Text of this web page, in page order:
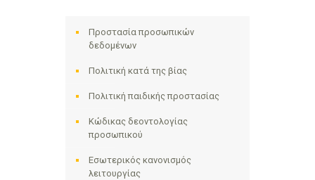
Προστασία προσωπικών
δεδομένων
Πολιτική κατά της βίας
Πολιτική παιδικής προστασίας
Κώδικας δεοντολογίας
προσωπικού
Εσωτερικός κανονισμός
λειτουργίας